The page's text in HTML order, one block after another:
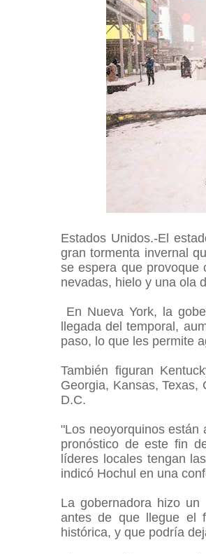
Estados Unidos.-El
gran tormenta invernal
se espera que provoque
nevadas, hielo y una ola
En Nueva York, la
llegada del temporal,
paso, lo que les permite
También figuran
Georgia, Kansas, Texas,
D.C.
"Los neoyorquinos están
pronóstico de este fin
líderes locales tengan
indicó Hochul en una
La gobernadora hizo
antes de que llegue el
histórica, y que podría